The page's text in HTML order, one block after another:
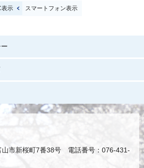
表示 スマートフォン表示
山市新桜町7番38号 電話番号：076-431-